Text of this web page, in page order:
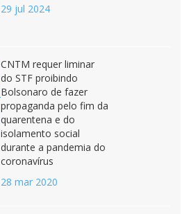
29 jul 2024
CNTM requer liminar
do STF proibindo
Bolsonaro de fazer
propaganda pelo fim da
quarentena e do
isolamento social
durante a pandemia do
coronavírus
28 mar 2020